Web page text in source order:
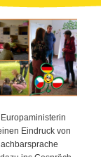
Eindruck von